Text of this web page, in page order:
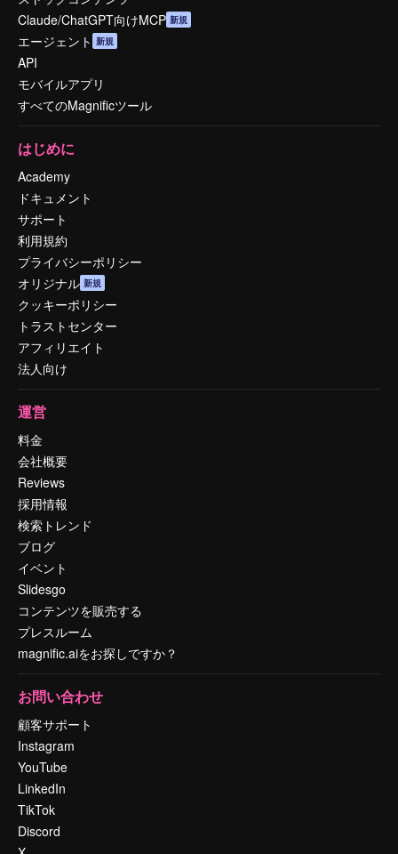
Claude/ChatGPT向けMCP 新規
エージェント 新規
API
モバイルアプリ
すべてのMagnificツール
はじめに
Academy
ドキュメント
サポート
利用規約
プライバシーポリシー
オリジナル 新規
クッキーポリシー
トラストセンター
アフィリエイト
法人向け
運営
料金
会社概要
Reviews
採用情報
検索トレンド
ブログ
イベント
Slidesgo
コンテンツを販売する
プレスルーム
magnific.aiをお探しですか？
お問い合わせ
顧客サポート
Instagram
YouTube
LinkedIn
TikTok
Discord